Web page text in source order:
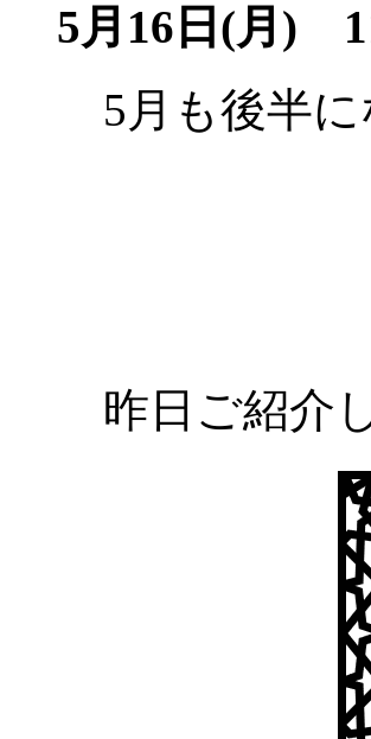
5月16日(月)
5月も後半に
昨日ご紹介